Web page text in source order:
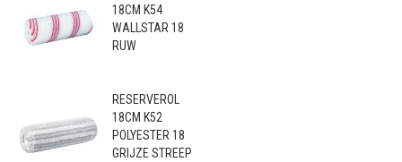
18CM K54
WALLSTAR 18
RUW
RESERVEROL
18CM K52
POLYESTER 18
GRIJZE STREEP